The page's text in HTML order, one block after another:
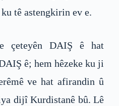
tê astengkirin ev e.
çeteyên DAIŞ ê hat
ê; hem hêzeke ku ji
ve hat afirandin û
dijî Kurdistanê bû. Lê